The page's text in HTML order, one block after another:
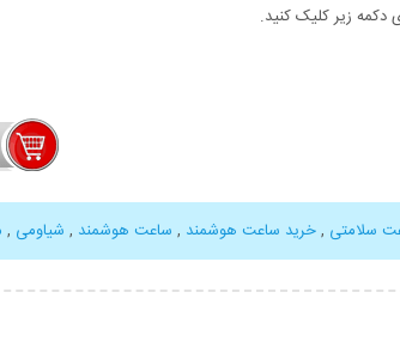
زیر کلیک کنید.
سلامتی ,خرید ساعت هوشمند , ساعت هوشمند , شیاومی ,